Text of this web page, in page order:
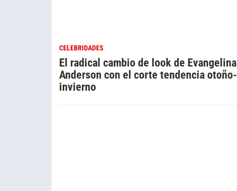
CELEBRIDADES
El radical cambio de look de Evangelina
Anderson con el corte tendencia otoño-
invierno